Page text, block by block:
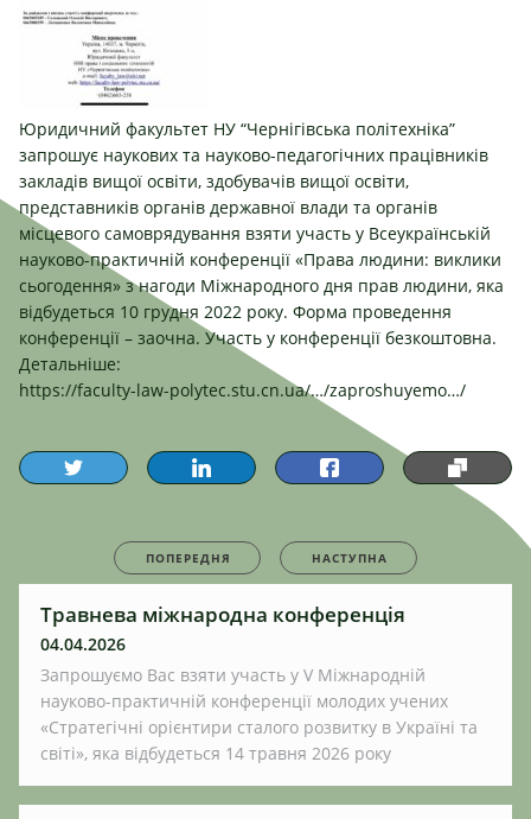
Юридичний факультет НУ “Чернігівська політехніка”
запрошує наукових та науково-педагогічних працівників
закладів вищої освіти, здобувачів вищої освіти,
представників органів державної влади та органів
місцевого самоврядування взяти участь у Всеукраїнській
науково-практичній конференції «Права людини: виклики
сьогодення» з нагоди Міжнародного дня прав людини, яка
відбудеться 10 грудня 2022 року. Форма проведення
конференції – заочна. Участь у конференції безкоштовна.
Детальніше:
https://faculty-law-polytec.stu.cn.ua/…/zaproshuyemo…/
ПОПЕРЕДНЯ НАСТУПНА
Травнева міжнародна конференція
04.04.2026
Запрошуємо Вас взяти участь у V Міжнародній
науково-практичній конференції молодих учених
«Стратегічні орієнтири сталого розвитку в Україні та
світі», яка відбудеться 14 травня 2026 року